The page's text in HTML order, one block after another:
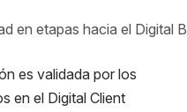
en etapas hacia el Digital
es validada por los
en el Digital Client